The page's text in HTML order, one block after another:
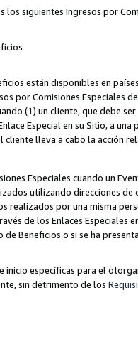
los siguientes Ingresos por
están disponibles en
por Comisiones Especiales
(1) un cliente, que debe
Especial en su Sitio, a
cliente lleva a cabo la acción
Especiales cuando un
utilizando direcciones
realizados por una misma
de los Enlaces Especiales
Beneficios o si se ha
inicio específicas para el
sin detrimento de los